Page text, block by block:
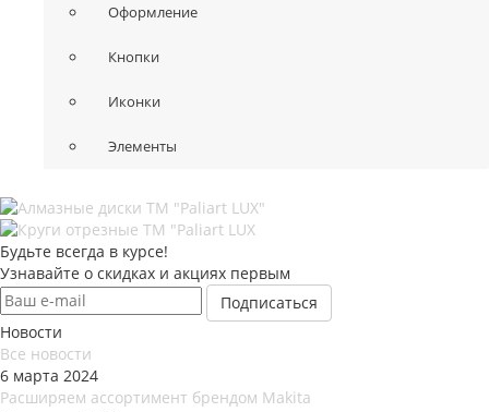
Оформление
Кнопки
Иконки
Элементы
Будьте всегда в курсе!
Узнавайте о скидках и акциях первым
Новости
Все новости
6 марта 2024
Расширяем ассортимент брендом Makita